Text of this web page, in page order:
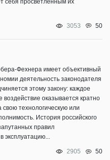
3053 50
Фехнера имеет объективный
деятельность законодателя
этому закону: каждое
оказывается кратно
технологическую или
История российского
правил
эксплуатацию...
2905 50